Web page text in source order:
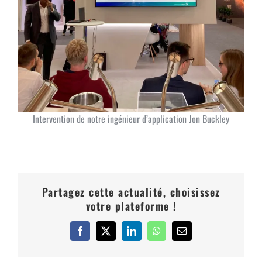
Intervention de notre ingénieur d’application Jon Buckley
Partagez cette actualité, choisissez
votre plateforme !
Facebook
X LinkedInWhatsApp
Email